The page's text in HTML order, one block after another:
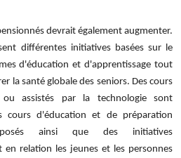
devrait également augmenter.
différentes initiatives basées sur le
d'éducation et d'apprentissage tout
la santé globale des seniors. Des cours
assistés par la technologie sont
cours d'éducation et de préparation
ainsi que des initiatives
en relation les jeunes et les personnes